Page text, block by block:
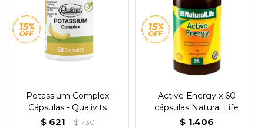
Potassium Complex
Cápsulas - Qualivits
$ 621 $730
Active Energy x 60
cápsulas Natural Life
$ 1.406